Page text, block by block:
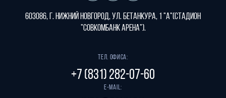
603086, г. Нижний Новгород, ул. Бетанкура, 1 "А"(стадион
"СОВКОМБАНК АРЕНА").
Тел. офиса:
+7 (831) 282-07-60
E-mail: